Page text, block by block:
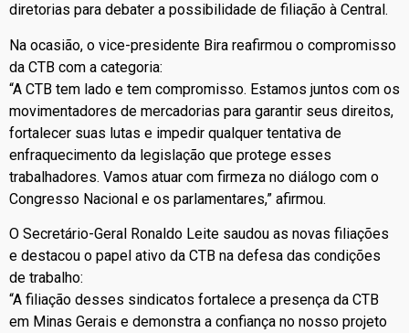
diretorias para debater a possibilidade de filiação à Central.
Na ocasião, o vice-presidente Bira reafirmou o compromisso
da CTB com a categoria:
“A CTB tem lado e tem compromisso. Estamos juntos com os
movimentadores de mercadorias para garantir seus direitos,
fortalecer suas lutas e impedir qualquer tentativa de
enfraquecimento da legislação que protege esses
trabalhadores. Vamos atuar com firmeza no diálogo com o
Congresso Nacional e os parlamentares,” afirmou.
O Secretário-Geral Ronaldo Leite saudou as novas filiações
e destacou o papel ativo da CTB na defesa das condições
de trabalho:
“A filiação desses sindicatos fortalece a presença da CTB
em Minas Gerais e demonstra a confiança no nosso projeto